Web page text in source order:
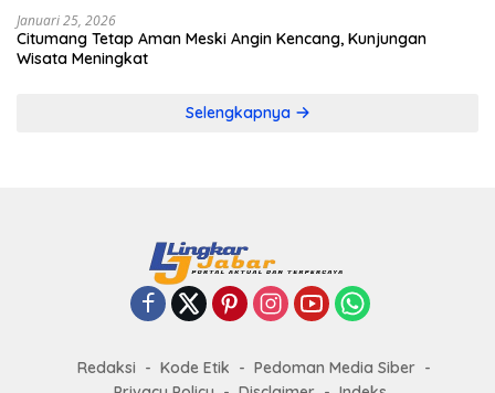
Januari 25, 2026
Citumang Tetap Aman Meski Angin Kencang, Kunjungan
Wisata Meningkat
Selengkapnya
Redaksi Kode Etik
Pedoman Media Siber